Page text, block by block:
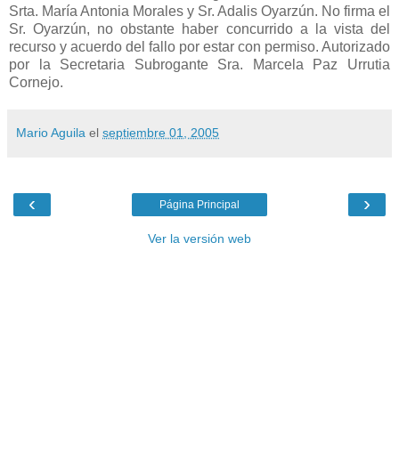
Mario Aguila el septiembre 01, 2005
‹ ›
Página Principal
Ver la versión web